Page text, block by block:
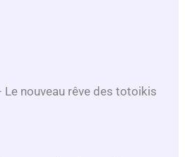
nouveau rêve des totoikis